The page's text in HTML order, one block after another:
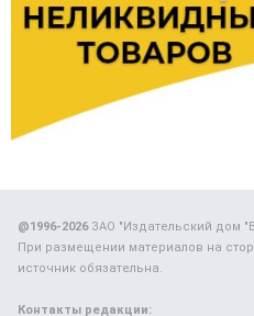
@1996-2026ЗАО "Издательский дом
При размещении материалов на
источник обязательна.
Контакты редакции: